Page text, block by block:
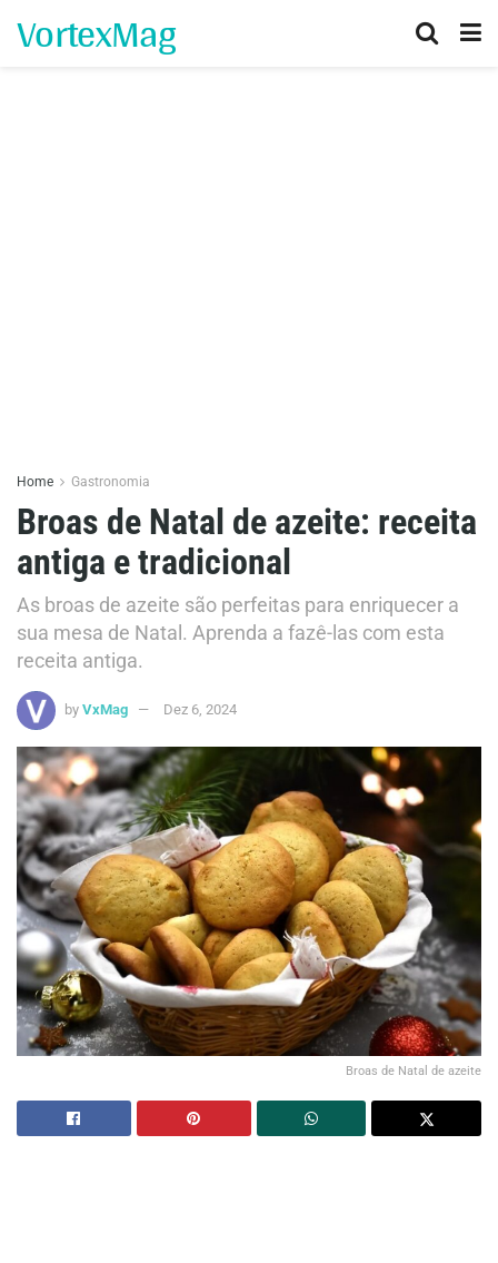
VortexMag
Home Gastronomia
Broas de Natal de azeite: receita
antiga e tradicional
As broas de azeite são perfeitas para enriquecer a
sua mesa de Natal. Aprenda a fazê-las com esta
receita antiga.
by VxMag Dez 6, 2024
Broas de Natal de azeite